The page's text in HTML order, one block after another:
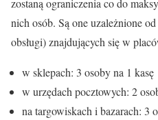
zostaną ograniczenia co do
nich osób. Są one uzależnione
obsługi) znajdujących się w
w sklepach: 3 osoby na 1 kasę
w urzędach pocztowych: 2
na targowiskach i bazarach: 3